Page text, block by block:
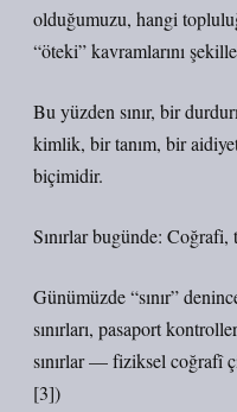
olduğumuzu, hangi
“öteki” kavramlarını
Bu yüzden sınır, bir
kimlik, bir tanım, bir
biçimidir.
Sınırlar bugünde:
Günümüzde “sınır”
sınırları, pasaport
sınırlar — fiziksel
[3])